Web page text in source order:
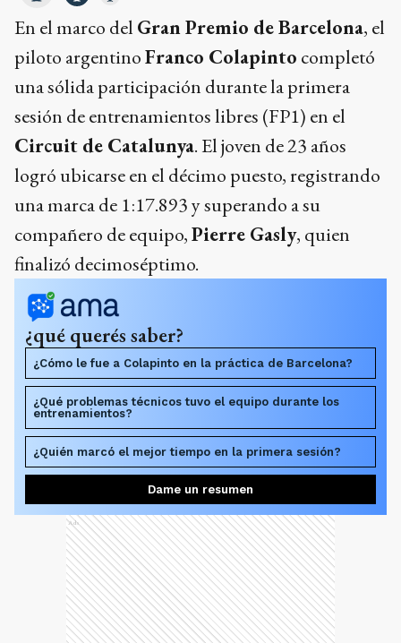
En el marco del Gran Premio de Barcelona, el
piloto argentinoFranco Colapinto completó
una sólida participación durante la primera
sesión de entrenamientos libres (FP1) en el
Circuit de Catalunya. El joven de 23 años
logró ubicarse en el décimo puesto, registrando
una marca de 1:17.893 y superando a su
compañero de equipo,Pierre Gasly, quien
finalizó decimoséptimo.
¿qué querés saber?
¿Cómo le fue a Colapinto en la práctica de Barcelona?
¿Qué problemas técnicos tuvo el equipo durante los
entrenamientos?
¿Quién marcó el mejor tiempo en la primera sesión?
Dame un resumen
Ads